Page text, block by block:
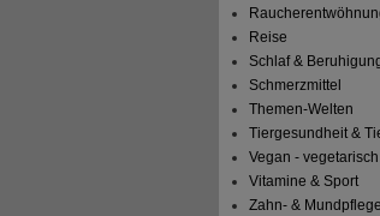
Reise
Schlaf &
Schmerzmittel
Themen-Welten
Tiergesundheit &
Vegan - vegetarisch
Vitamine & Sport
Zahn- & Mundpflege